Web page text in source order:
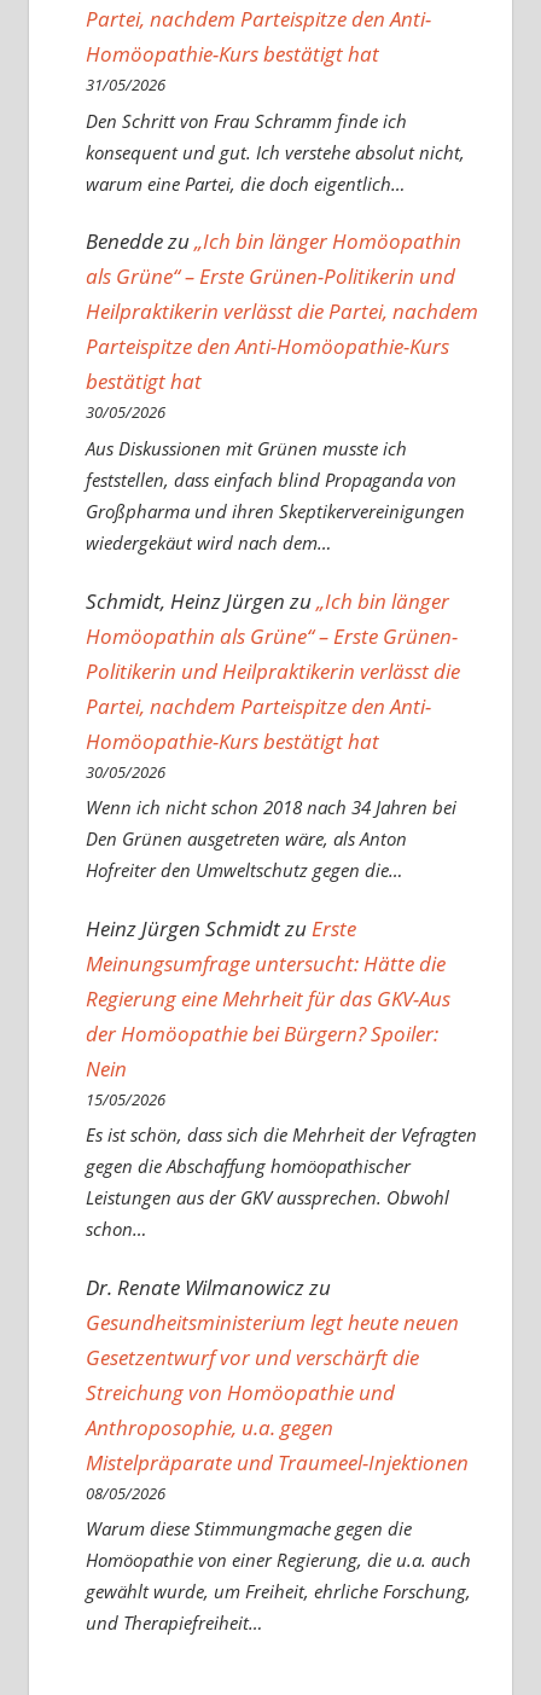
Partei, nachdem Parteispitze den Anti-
Homöopathie-Kurs bestätigt hat
31/05/2026
Den Schritt von Frau Schramm finde ich
konsequent und gut. Ich verstehe absolut nicht,
warum eine Partei, die doch eigentlich…
Beneddezu„Ich bin länger Homöopathin
als Grüne“ – Erste Grünen-Politikerin und
Heilpraktikerin verlässt die Partei, nachdem
Parteispitze den Anti-Homöopathie-Kurs
bestätigt hat
30/05/2026
Aus Diskussionen mit Grünen musste ich
feststellen, dass einfach blind Propaganda von
Großpharma und ihren Skeptikervereinigungen
wiedergekäut wird nach dem…
Schmidt, Heinz Jürgenzu„Ich bin länger
Homöopathin als Grüne“ – Erste Grünen-
Politikerin und Heilpraktikerin verlässt die
Partei, nachdem Parteispitze den Anti-
Homöopathie-Kurs bestätigt hat
30/05/2026
Wenn ich nicht schon 2018 nach 34 Jahren bei
Den Grünen ausgetreten wäre, als Anton
Hofreiter den Umweltschutz gegen die…
Heinz Jürgen SchmidtzuErste
Meinungsumfrage untersucht: Hätte die
Regierung eine Mehrheit für das GKV-Aus
der Homöopathie bei Bürgern? Spoiler:
Nein
15/05/2026
Es ist schön, dass sich die Mehrheit der Vefragten
gegen die Abschaffung homöopathischer
Leistungen aus der GKV aussprechen. Obwohl
schon…
Dr. Renate Wilmanowiczzu
Gesundheitsministerium legt heute neuen
Gesetzentwurf vor und verschärft die
Streichung von Homöopathie und
Anthroposophie, u.a. gegen
Mistelpräparate und Traumeel-Injektionen
08/05/2026
Warum diese Stimmungmache gegen die
Homöopathie von einer Regierung, die u.a. auch
gewählt wurde, um Freiheit, ehrliche Forschung,
und Therapiefreiheit…